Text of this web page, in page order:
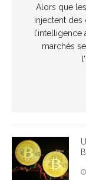
Alors que
injectent des
marchés